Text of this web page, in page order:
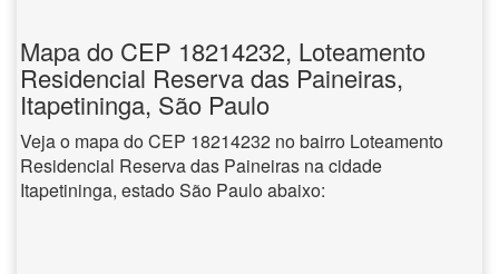
Mapa do CEP 18214232, Loteamento
Residencial Reserva das Paineiras,
Itapetininga, São Paulo
Veja o mapa do CEP 18214232 no bairro Loteamento
Residencial Reserva das Paineiras na cidade
Itapetininga, estado São Paulo abaixo: